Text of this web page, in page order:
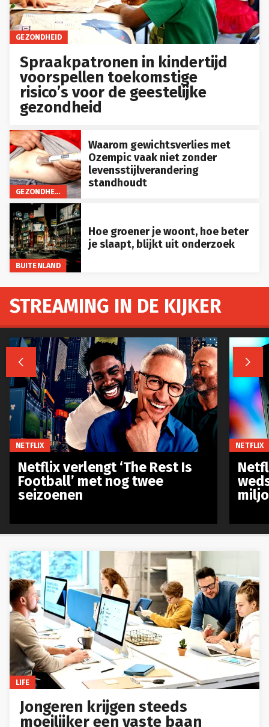
GEZONDHEID
Spraakpatronen in kindertijd
voorspellen toekomstige
risico’s voor de geestelijke
gezondheid
GEZONDHEID
Waarom gewichtsverlies met
Ozempic vaak niet zonder
levensstijlverandering
standhoudt
BUITENLAND
Hoe groener je woont, hoe beter
je slaapt, blijkt uit onderzoek
LIFE
Jongeren krijgen steeds
moeilijker een vaste baan
STREAMING IN DE KIJKER
 
NETFLIX
Netflix verlengt ‘The Rest Is
Football’ met nog twee
seizoenen
NETFLIX